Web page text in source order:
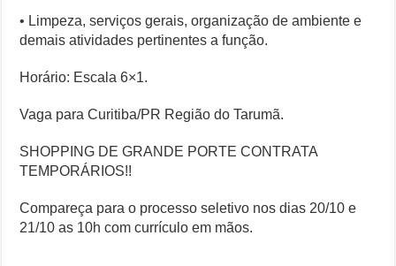
• Limpeza, serviços gerais, organização de ambiente e
demais atividades pertinentes a função.
Horário: Escala 6×1.
Vaga para Curitiba/PR Região do Tarumã.
SHOPPING DE GRANDE PORTE CONTRATA
TEMPORÁRIOS!!
Compareça para o processo seletivo nos dias 20/10 e
21/10 as 10h com currículo em mãos.